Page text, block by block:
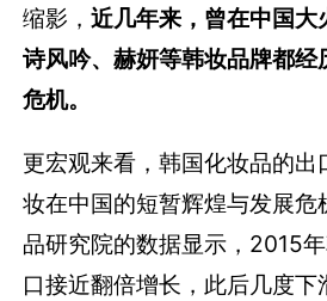
缩影，近几年来，曾在中国大
诗风吟、赫妍等韩妆品牌都经
危机。
更宏观来看，韩国化妆品的出
妆在中国的短暂辉煌与发展危
品研究院的数据显示，2015
口接近翻倍增长，此后几度